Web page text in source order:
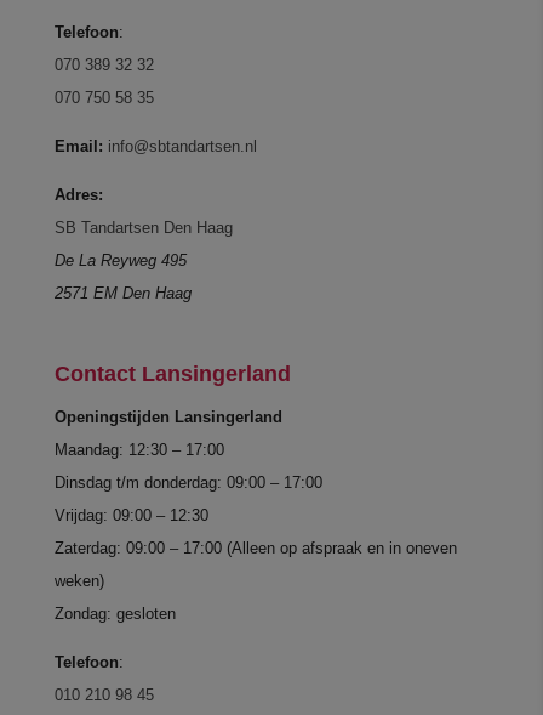
Telefoon:
070 389 32 32
070 750 58 35
Email: info@sbtandartsen.nl
Adres:
SB Tandartsen Den Haag
De La Reyweg 495
2571 EM Den Haag
Contact Lansingerland
Openingstijden Lansingerland
Maandag: 12:30 – 17:00
Dinsdag t/m donderdag: 09:00 – 17:00
Vrijdag: 09:00 – 12:30
Zaterdag: 09:00 – 17:00 (Alleen op afspraak en in oneven
weken)
Zondag: gesloten
Telefoon:
010 210 98 45